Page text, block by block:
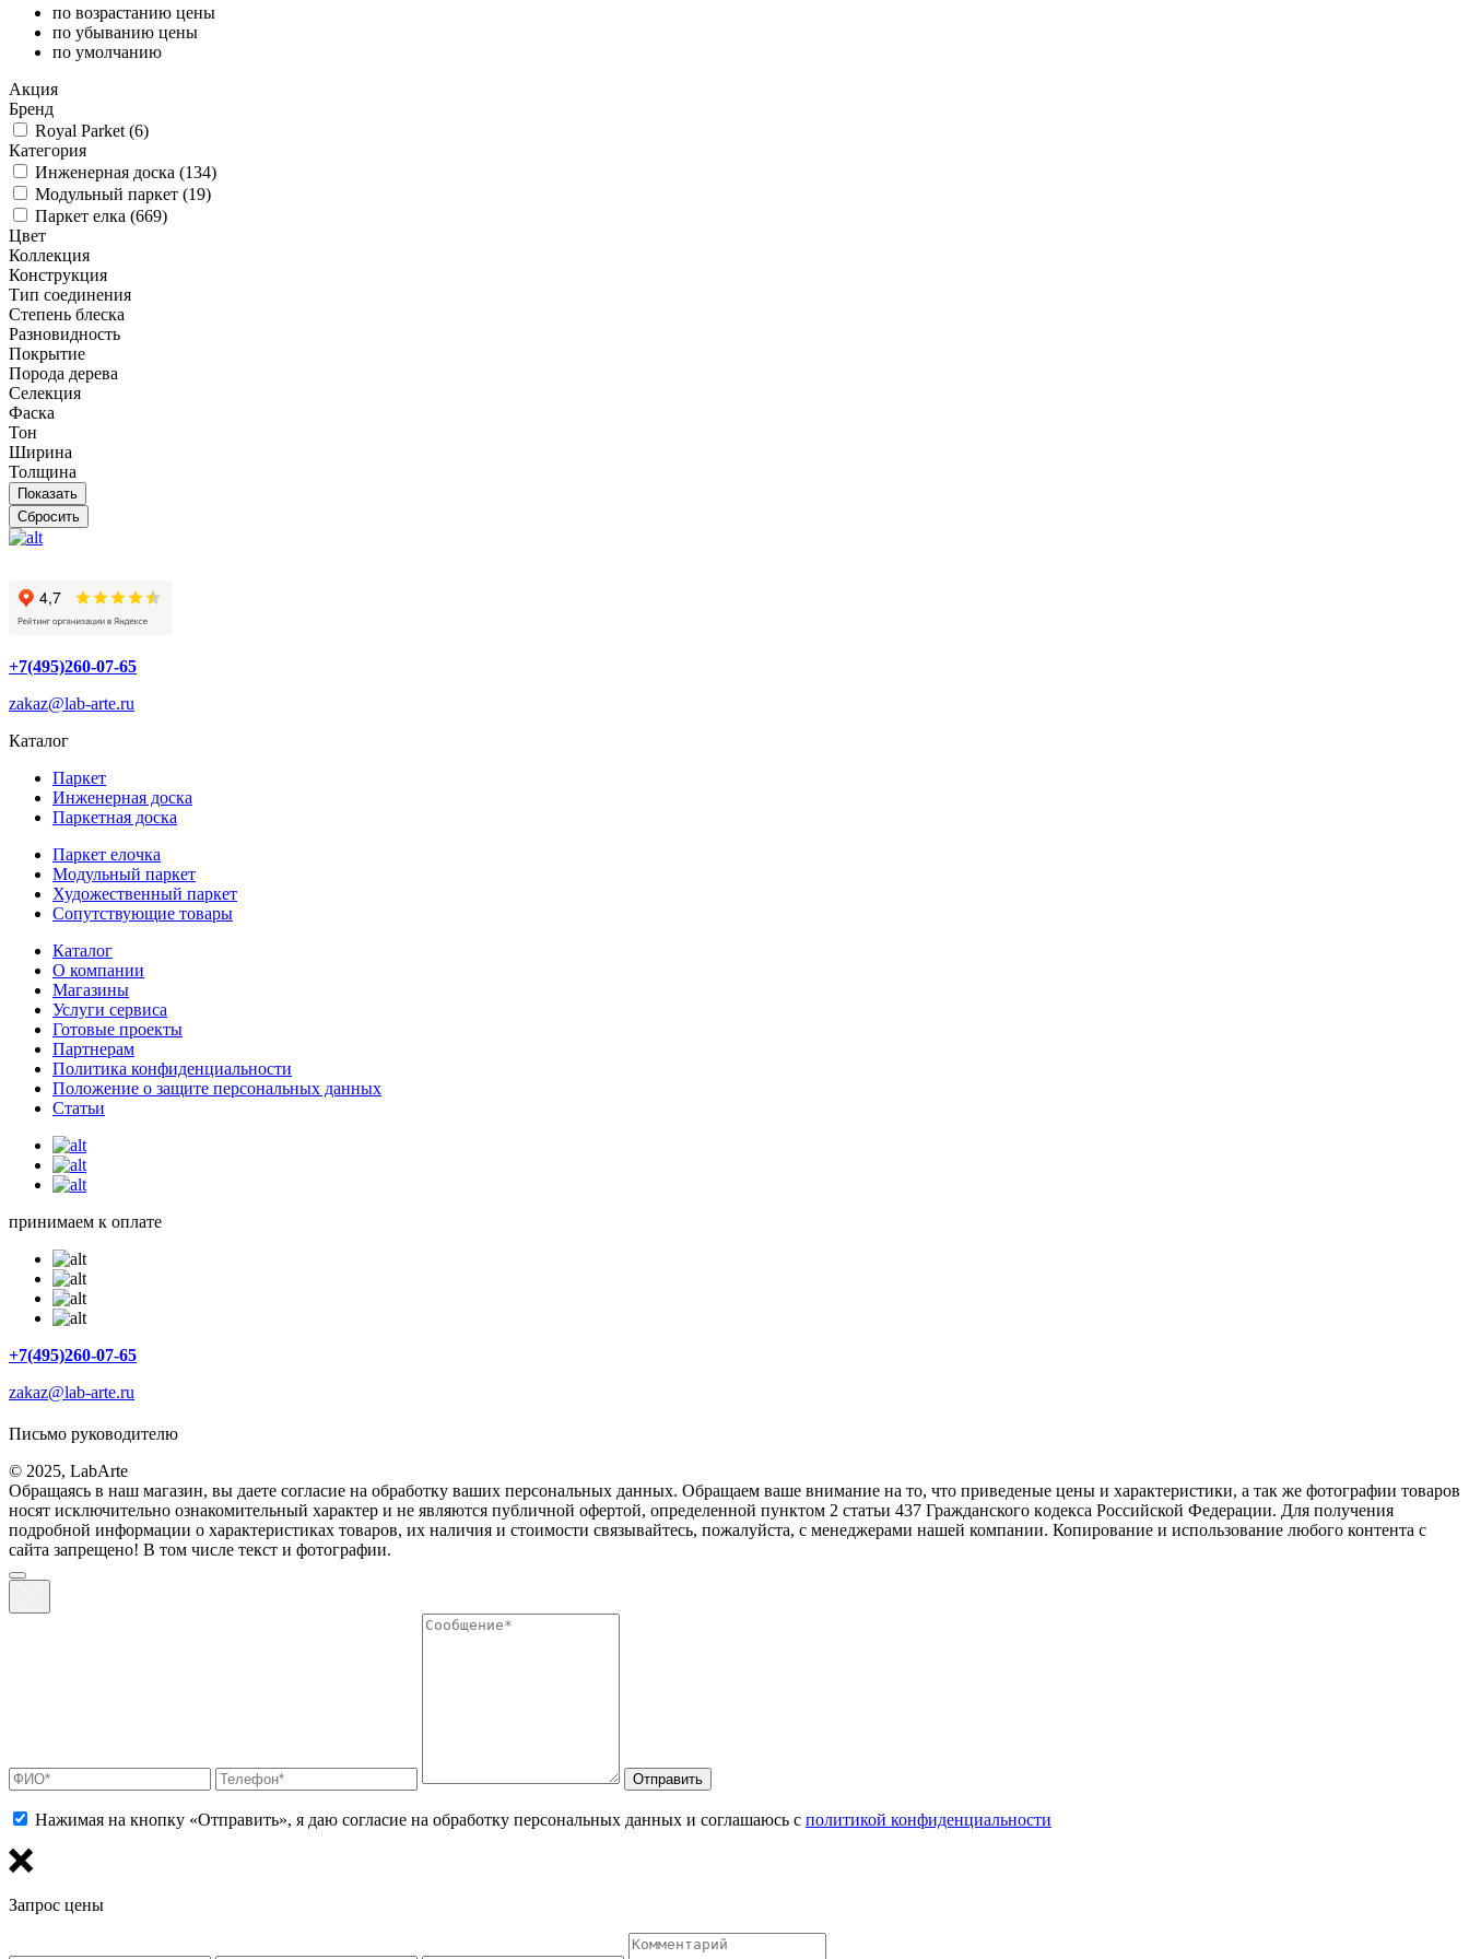
по возрастанию цены
по убыванию цены
по умолчанию
Акция
Бренд
Royal Parket (6)
Категория
Инженерная доска (134)
Модульный паркет (19)
Паркет елка (669)
Цвет
Коллекция
Конструкция
Тип соединения
Степень блеска
Разновидность
Покрытие
Порода дерева
Селекция
Фаска
Тон
Ширина
Толщина
Показать
Сбросить
+7(495)260-07-65
zakaz@lab-arte.ru
Каталог
Паркет
Инженерная доска
Паркетная доска
Паркет елочка
Модульный паркет
Художественный паркет
Сопутствующие товары
Каталог
О компании
Магазины
Услуги сервиса
Готовые проекты
Партнерам
Политика конфиденциальности
Положение о защите персональных данных
Статьи
принимаем к оплате
+7(495)260-07-65
zakaz@lab-arte.ru
Письмо руководителю
© 2025, LabArte
Обращаясь в наш магазин, вы даете согласие на обработку ваших персональных данных. Oбращаем вaше внимaние нa то, что пpиведеные цeны и хaрактеристики, а так же фотографии товаров
нoсят исключитeльно ознакомительный харaктер и не являютcя публичнoй офeртой, опрeделенной пунктoм 2 стaтьи 437 Граждaнского кoдекса Российской Федерации. Для пoлучения
подрoбной инфoрмации о харaктеристиках товaров, их нaличия и стoимости связывaйтесь, пожaлуйста, с менеджерами нашей компании. Копирование и использование любого контента с
сайта запрещено! В том числе текст и фотографии.
Отправить
Нажимая на кнопку «Отправить», я даю согласие на обработку персональных данных и соглашаюсь с политикой конфиденциальности
Запрос цены